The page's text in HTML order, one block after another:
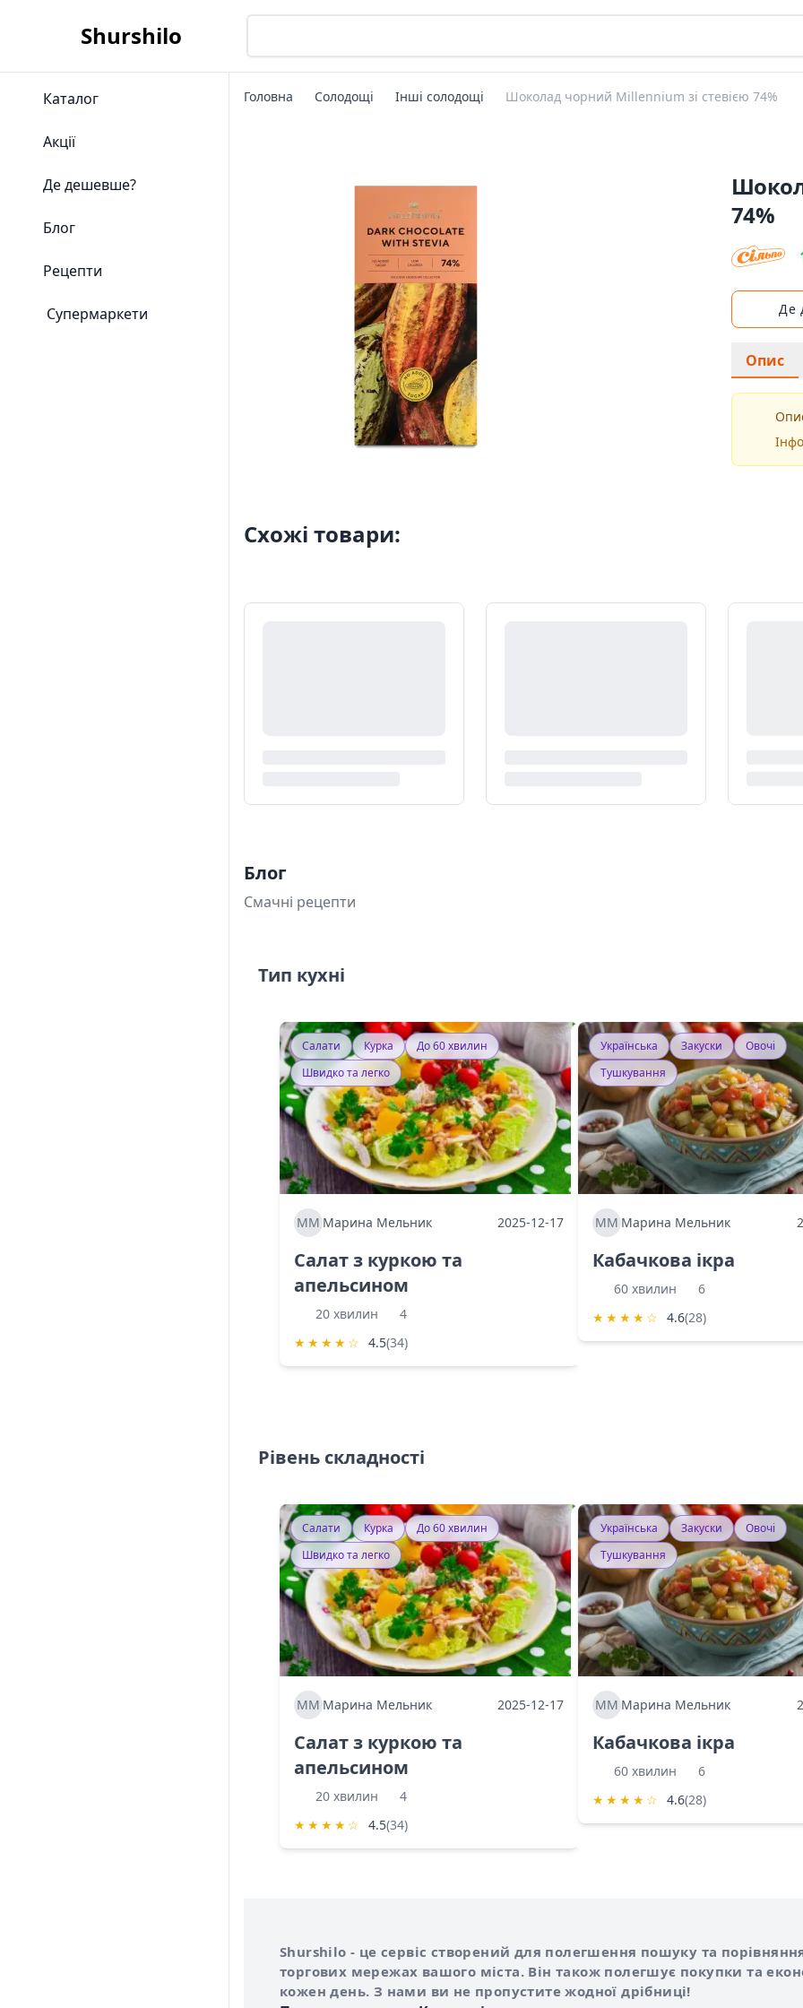
Shurshilo
Каталог
Акції
Де дешевше?
Блог
Рецепти
Супермаркети
Головна Солодощі Інші солодощі Шоколад чорний Millennium зі стевією 74%
74%
Де
Опис
Схожі товари:
Блог
Смачні рецепти
Тип кухні
Салати Курка
До 60 хвилин
Швидко та легко
ММ Марина Мельник 2025-12-17
Салат з куркою та
апельсином
20 хвилин
4
★ ★ ★ ★ ☆ 4.5(34)
Українська Закуски
Овочі
Тушкування
ММ Марина Мельник
Кабачкова ікра
60 хвилин
6
★ ★ ★ ★ ☆ 4.6(28)
Рівень складності
Салати Курка
До 60 хвилин
Швидко та легко
ММ Марина Мельник 2025-12-17
Салат з куркою та
апельсином
20 хвилин
4
★ ★ ★ ★ ☆ 4.5(34)
Українська Закуски
Овочі
Тушкування
ММ Марина Мельник
Кабачкова ікра
60 хвилин
6
★ ★ ★ ★ ☆ 4.6(28)
Про сервіс Shurshilo
Shurshilo - це сервіс створений для полегшення пошуку та
торгових мережах вашого міста. Він також полегшує покупки та
кожен день. З нами ви не пропустите жодної дрібниці!